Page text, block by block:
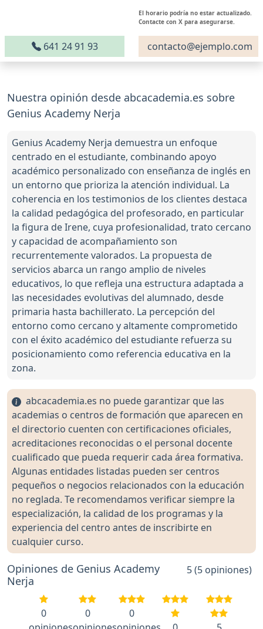
El horario podría no estar actualizado.
Contacte con X para asegurarse.
641 24 91 93 contacto@ejemplo.com
Nuestra opinión desde abcacademia.es sobre
Genius Academy Nerja
Genius Academy Nerja demuestra un enfoque
centrado en el estudiante, combinando apoyo
académico personalizado con enseñanza de inglés en
un entorno que prioriza la atención individual. La
coherencia en los testimonios de los clientes destaca
la calidad pedagógica del profesorado, en particular
la figura de Irene, cuya profesionalidad, trato cercano
y capacidad de acompañamiento son
recurrentemente valorados. La propuesta de
servicios abarca un rango amplio de niveles
educativos, lo que refleja una estructura adaptada a
las necesidades evolutivas del alumnado, desde
primaria hasta bachillerato. La percepción del
entorno como cercano y altamente comprometido
con el éxito académico del estudiante refuerza su
posicionamiento como referencia educativa en la
zona.
abcacademia.es no puede garantizar que las
academias o centros de formación que aparecen en
el directorio cuenten con certificaciones oficiales,
acreditaciones reconocidas o el personal docente
cualificado que pueda requerir cada área formativa.
Algunas entidades listadas pueden ser centros
pequeños o negocios relacionados con la educación
no reglada. Te recomendamos verificar siempre la
especialización, la calidad de los programas y la
experiencia del centro antes de inscribirte en
cualquier curso.
Opiniones de Genius Academy
Nerja
5 (5 opiniones)
0
0
0